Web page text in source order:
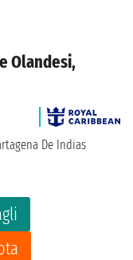
Olandesi,
De Indias